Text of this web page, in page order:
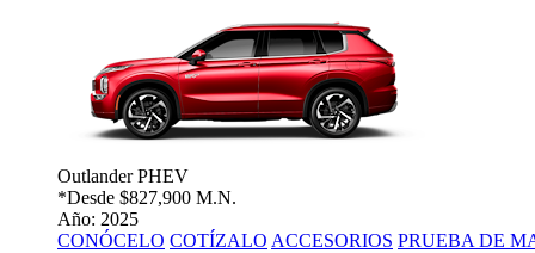
Outlander PHEV
*Desde $827,900 M.N.
Año: 2025
CONÓCELO COTÍZALO ACCESORIOS PRUEBA DE